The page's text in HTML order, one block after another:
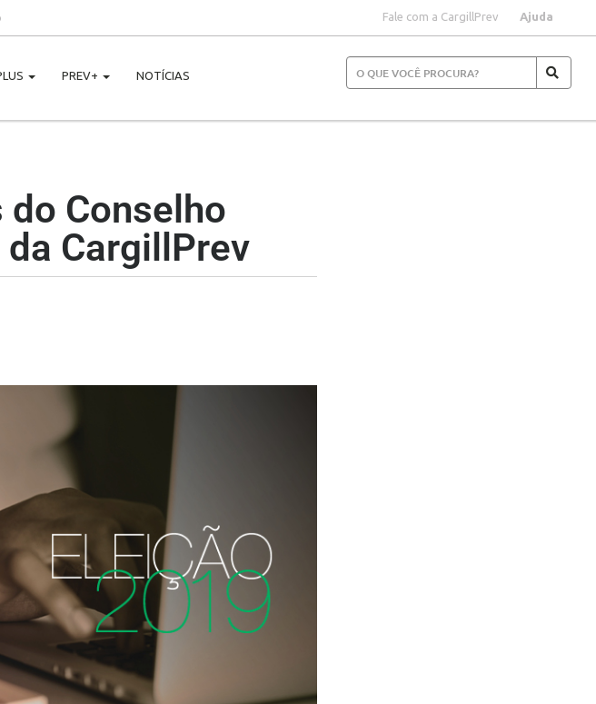
Fale com a CargillPrev Ajuda
PREV+ NOTÍCIAS
Conselho
CargillPrev